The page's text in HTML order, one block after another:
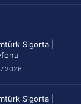
Sigorta |
Sigorta |